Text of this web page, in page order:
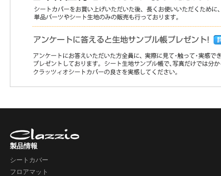
製品情報
シートカバー
フロアマット